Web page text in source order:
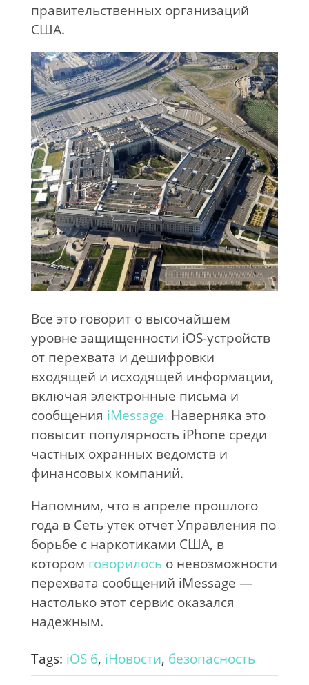
правительственных организаций
США.
Все это говорит о высочайшем
уровне защищенности iOS-устройств
от перехвата и дешифровки
входящей и исходящей информации,
включая электронные письма и
сообщения iMessage. Наверняка это
повысит популярность iPhone среди
частных охранных ведомств и
финансовых компаний.
Напомним, что в апреле прошлого
года в Сеть утек отчет Управления по
борьбе с наркотиками США, в
котором говорилось о невозможности
перехвата сообщений iMessage —
настолько этот сервис оказался
надежным.
Tags: iOS 6, iНовости, безопасность